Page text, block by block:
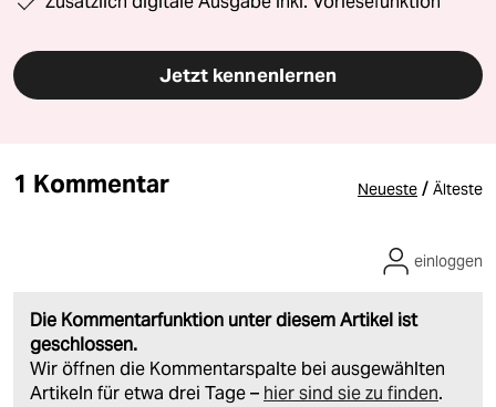
Jetzt kennenlernen
1 Kommentar Neueste / Älteste
Die Kommentarfunktion unter diesem Artikel ist
geschlossen.
Wir öffnen die Kommentarspalte bei ausgewählten
Artikeln für etwa drei Tage – hier sind sie zu finden.
einloggen